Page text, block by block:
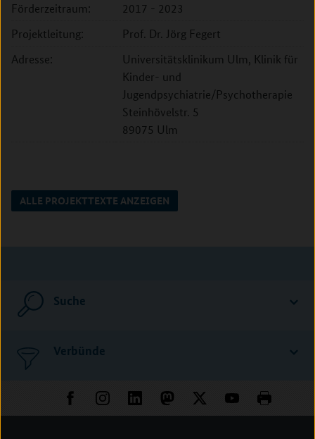
Förderzeitraum:
2017 - 2023
Projektleitung:
Prof. Dr. Jörg Fegert
Adresse:
Universitätsklinikum Ulm, Klinik für
Kinder- und
Jugendpsychiatrie/Psychotherapie
Steinhövelstr. 5
89075 Ulm
ALLE PROJEKTTEXTE ANZEIGEN
Suche
Verbünde